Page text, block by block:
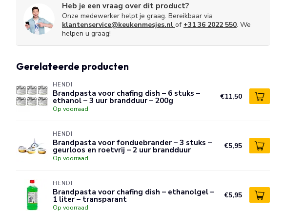
Heb je een vraag over dit product?
Onze medewerker helpt je graag. Bereikbaar via
klantenservice@keukenmesjes.nl of +31 36 2022 550. We
helpen u graag!
Gerelateerde producten
HENDI
Brandpasta voor chafing dish – 6 stuks –
ethanol – 3 uur brandduur – 200g
Op voorraad
€11,50
HENDI
Brandpasta voor fonduebrander – 3 stuks –
geurloos en roetvrij – 2 uur brandduur
Op voorraad
€5,95
HENDI
Brandpasta voor chafing dish – ethanolgel –
1 liter – transparant
Op voorraad
€5,95